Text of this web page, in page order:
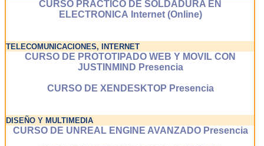
CURSO PRACTICO DE SOLDADURA EN
ELECTRONICA Internet (Online)
TELECOMUNICACIONES, INTERNET
CURSO DE PROTOTIPADO WEB Y MOVIL CON
JUSTINMIND Presencia
CURSO DE XENDESKTOP Presencia
DISEÑO Y MULTIMEDIA
CURSO DE UNREAL ENGINE AVANZADO Presencia